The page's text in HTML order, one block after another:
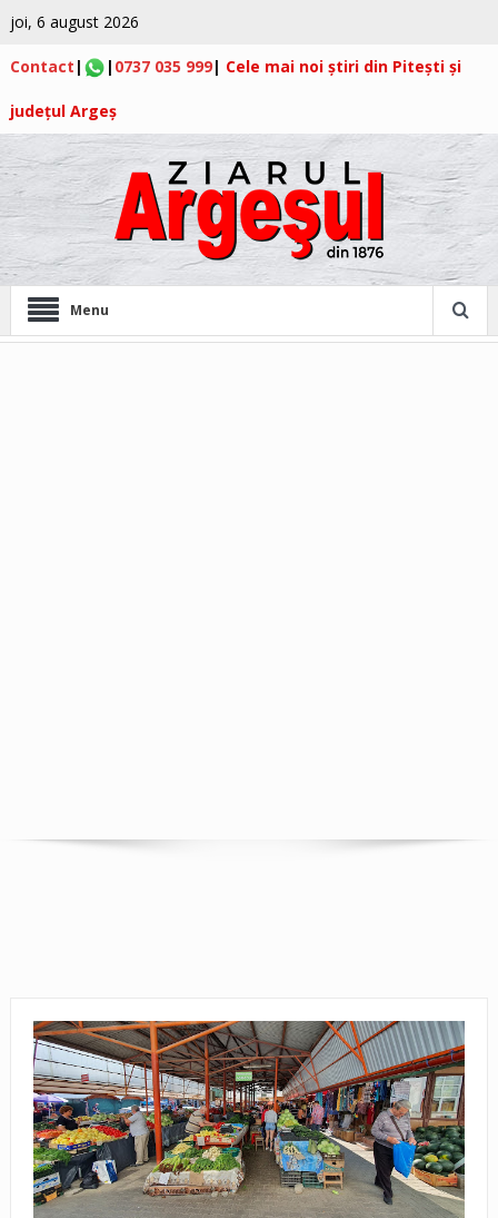
joi, 6 august 2026
Contact | | 0737 035 999| Cele mai noi știri din Pitești și
județul Argeș
Menu